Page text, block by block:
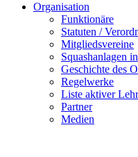
Organisation
Funktionäre
Statuten /
Mitgliedsvereine
Squashanlagen
Geschichte des
Regelwerke
Liste aktiver
Partner
Medien